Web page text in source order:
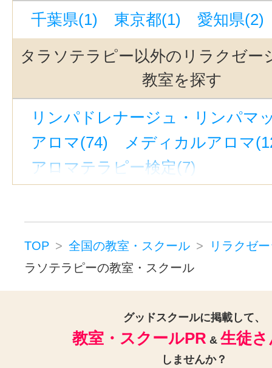
千葉県(1) 東京都(1)
愛知県(2)
タラソテラピー以外のリラクゼー
教室を探す
リンパドレナージュ・リンパマ
アロマ(74)
メディカルアロマ
アロマテラピー検定(7)
ハーブ検定(1)
アーユルヴェー
整体・矯正(93)
カイロプラク
柔道整復師(4)
かっさ(グアシャ
推拿（すいな）(11)
リフレク
ヒーリング(26)
マッサージ
フットケア・フットマッサージ
TOP 全国の教室・スクール
リラクゼ
ラソテラピーの教室・スクール
グッドスクールに掲載して、
教室・スクールPR & 生徒
しませんか？